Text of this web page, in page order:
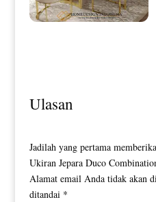
Ulasan
Jadilah yang pertama
Ukiran Jepara Duco
Alamat email Anda tidak akan
ditandai *